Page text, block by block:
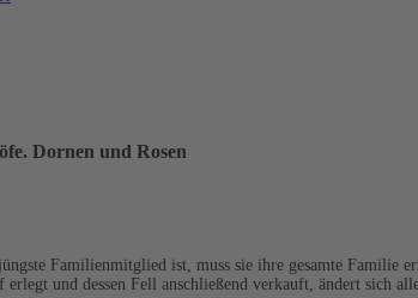
Dornen und Rosen
Familienmitglied ist, muss sie ihre gesamte
und dessen Fell anschließend verkauft, ändert sich